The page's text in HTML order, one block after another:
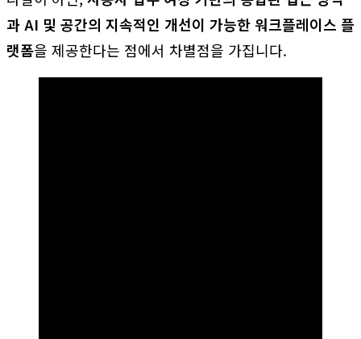
과 AI 및 공간의 지속적인 개선이 가능한 워크플레이스 플
랫폼을 제공한다는 점에서 차별점을 가집니다.